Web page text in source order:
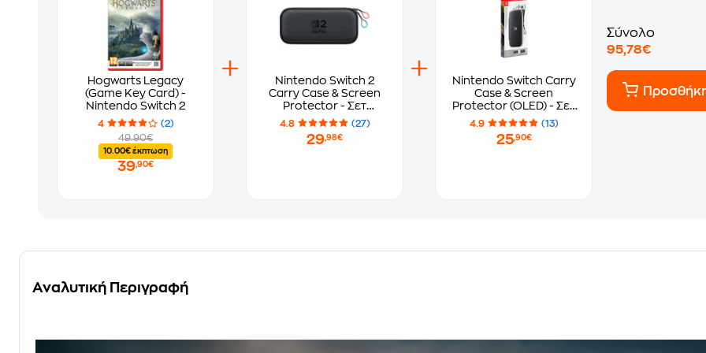
Hogwarts Legacy
(Game Key Card) -
Nintendo Switch 2
4
(2)
49.90€
10.00€ έκπτωση
39,90€
Nintendo Switch 2
Carry Case & Screen
Protector - Σετ
Προστασίας Nintendo
4.8 (27)
29,98€
Nintendo Switch Carry
Case & Screen
Protector (OLED) - Σετ
Προστασίας Nintendo
4.9 (13)
25,90€
Σύνολο
95,78€
Αναλυτική Περιγραφή